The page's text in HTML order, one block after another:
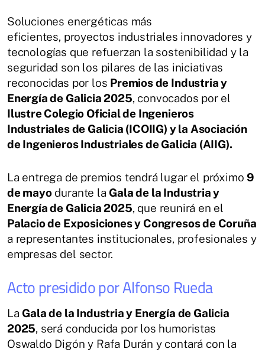
Soluciones energéticas más
eficientes, proyectos industriales innovadores y
tecnologías que refuerzan la sostenibilidad y la
seguridad son los pilares de las iniciativas
reconocidas por los Premios de Industria y
Energía de Galicia 2025, convocados por el
Ilustre Colegio Oficial de Ingenieros
Industriales de Galicia (ICOIIG) y la Asociación
de Ingenieros Industriales de Galicia (AIIG).
La entrega de premios tendrá lugar el próximo 9
de mayodurante la Gala de la Industria y
Energía de Galicia 2025, que reunirá en el
Palacio de Exposiciones y Congresos de Coruña
a representantes institucionales, profesionales y
empresas del sector.
Acto presidido por Alfonso Rueda
La Gala de la Industria y Energía de Galicia
2025, será conducida por los humoristas
Oswaldo Digón y Rafa Durán y contará con la